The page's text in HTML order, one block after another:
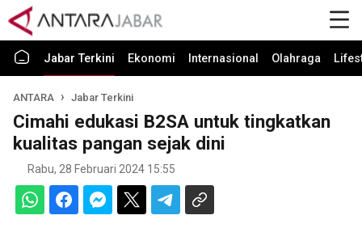
Jabar Terkini Ekonomi Internasional Olahraga
ANTARA Jabar Terkini
Cimahi edukasi B2SA untuk tingkatkan
kualitas pangan sejak dini
Rabu, 28 Februari 2024 15:55